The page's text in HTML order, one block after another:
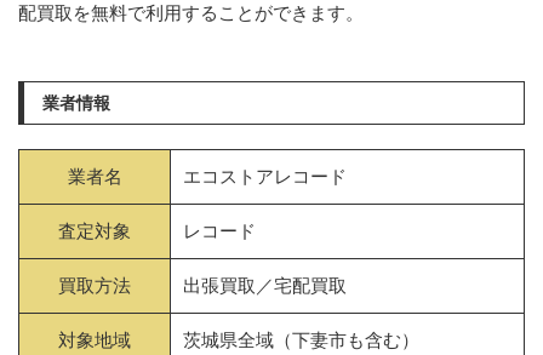
配買取を無料で利用することができます。
業者情報
業者名 エコストアレコード
査定対象 レコード
買取方法 出張買取／宅配買取
対象地域 茨城県全域（下妻市も含む）